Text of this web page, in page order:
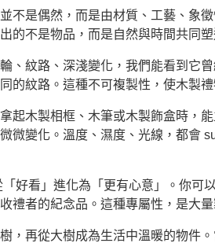
廚房用品
木製擺飾
升遷禮
聖誕節
不是偶然，而是由材質、工藝、象
的不是物品，而是自然與時間共同塑
、紋路、深淺變化，我們能看到它
的紋路。這種不可複製性，使木製
起木製相框、木筆或木製飾盒時，
微變化。溫度、濕度、光線，都會
「好看」進化為「更有心意」。你可
禮者的紀念品。這種專屬性，是大
，再從大樹成為生活中溫暖的物件